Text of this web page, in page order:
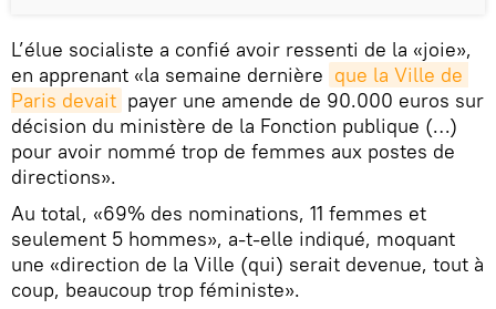
L’élue socialiste a confié avoir ressenti de la «joie»,
en apprenant «la semaine dernière que la Ville de
Paris devait payer une amende de 90.000 euros sur
décision du ministère de la Fonction publique (…)
pour avoir nommé trop de femmes aux postes de
directions».
Au total, «69% des nominations, 11 femmes et
seulement 5 hommes», a-t-elle indiqué, moquant
une «direction de la Ville (qui) serait devenue, tout à
coup, beaucoup trop féministe».